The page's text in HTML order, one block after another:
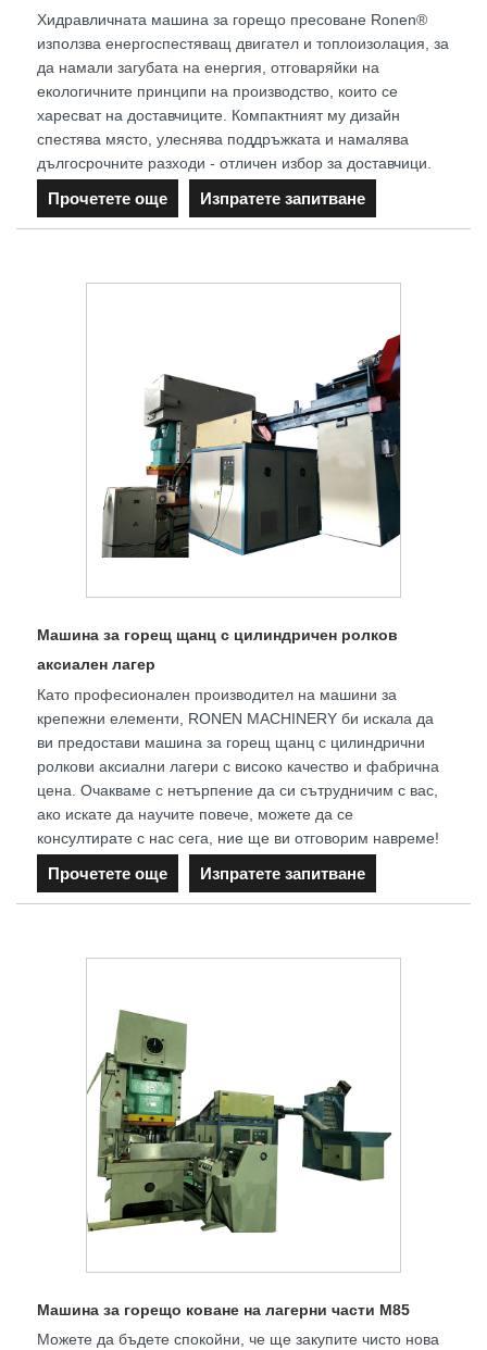
Хидравличната машина за горещо пресоване Ronen®
използва енергоспестяващ двигател и топлоизолация, за
да намали загубата на енергия, отговаряйки на
екологичните принципи на производство, които се
харесват на доставчиците. Компактният му дизайн
спестява място, улеснява поддръжката и намалява
дългосрочните разходи - отличен избор за доставчици.
Прочетете още Изпратете запитване
Машина за горещ щанц с цилиндричен ролков
аксиален лагер
Като професионален производител на машини за
крепежни елементи, RONEN MACHINERY би искала да
ви предостави машина за горещ щанц с цилиндрични
ролкови аксиални лагери с високо качество и фабрична
цена. Очакваме с нетърпение да си сътрудничим с вас,
ако искате да научите повече, можете да се
консултирате с нас сега, ние ще ви отговорим навреме!
Прочетете още Изпратете запитване
Машина за горещо коване на лагерни части M85
Можете да бъдете спокойни, че ще закупите чисто нова